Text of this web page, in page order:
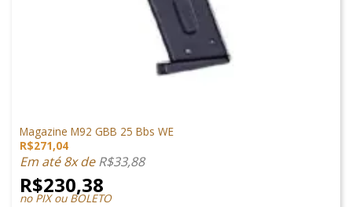
Magazine M92 GBB 25 Bbs WE
R$271,04
Em até 8x deR$33,88
R$230,38
no PIX ou BOLETO